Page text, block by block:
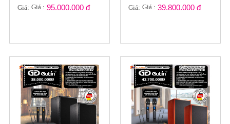
VIP2022-01
Giá: Giá : 95.000.000 đ
GT2022-071
Giá: Giá : 39.800.000 đ